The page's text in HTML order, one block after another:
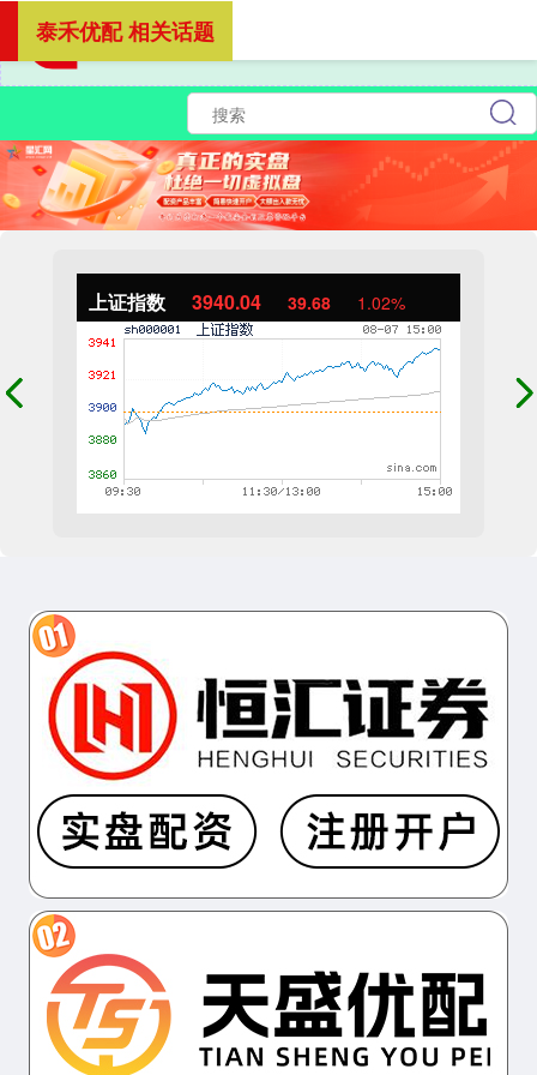
上证指数 3940.04 39.68 1.02%
泰禾优配 相关话题